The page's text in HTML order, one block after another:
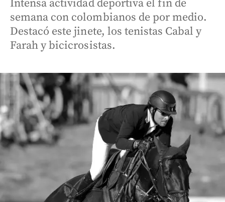
Intensa actividad deportiva el fin de
semana con colombianos de por medio.
Destacó este jinete, los tenistas Cabal y
Farah y bicicrosistas.